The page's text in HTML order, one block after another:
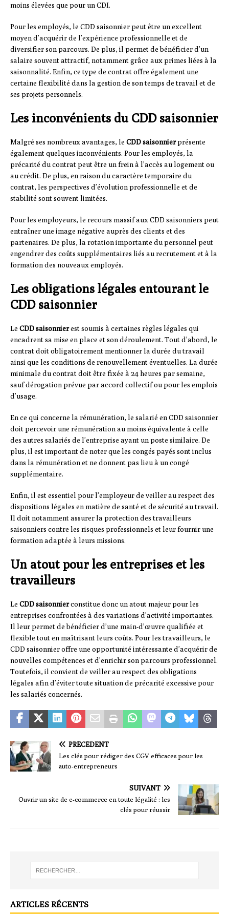
moins élevées que pour un CDI.
Pour les employés, le CDD saisonnier peut être un excellent
moyen d’acquérir de l’expérience professionnelle et de
diversifier son parcours. De plus, il permet de bénéficier d’un
salaire souvent attractif, notamment grâce aux primes liées à la
saisonnalité. Enfin, ce type de contrat offre également une
certaine flexibilité dans la gestion de son temps de travail et de
ses projets personnels.
Les inconvénients du CDD saisonnier
Malgré ses nombreux avantages, le CDD saisonnierprésente
également quelques inconvénients. Pour les employés, la
précarité du contrat peut être un frein à l’accès au logement ou
au crédit. De plus, en raison du caractère temporaire du
contrat, les perspectives d’évolution professionnelle et de
stabilité sont souvent limitées.
Pour les employeurs, le recours massif aux CDD saisonniers peut
entraîner une image négative auprès des clients et des
partenaires. De plus, la rotation importante du personnel peut
engendrer des coûts supplémentaires liés au recrutement et à la
formation des nouveaux employés.
Les obligations légales entourant le
CDD saisonnier
Le CDD saisonnierest soumis à certaines règles légales qui
encadrent sa mise en place et son déroulement. Tout d’abord, le
contrat doit obligatoirement mentionner la durée du travail
ainsi que les conditions de renouvellement éventuelles. La durée
minimale du contrat doit être fixée à 24 heures par semaine,
sauf dérogation prévue par accord collectif ou pour les emplois
d’usage.
En ce qui concerne la rémunération, le salarié en CDD saisonnier
doit percevoir une rémunération au moins équivalente à celle
des autres salariés de l’entreprise ayant un poste similaire. De
plus, il est important de noter que les congés payés sont inclus
dans la rémunération et ne donnent pas lieu à un congé
supplémentaire.
Enfin, il est essentiel pour l’employeur de veiller au respect des
dispositions légales en matière de santé et de sécurité au travail.
Il doit notamment assurer la protection des travailleurs
saisonniers contre les risques professionnels et leur fournir une
formation adaptée à leurs missions.
Un atout pour les entreprises et les
travailleurs
Le CDD saisonnierconstitue donc un atout majeur pour les
entreprises confrontées à des variations d’activité importantes.
Il leur permet de bénéficier d’une main-d’œuvre qualifiée et
flexible tout en maîtrisant leurs coûts. Pour les travailleurs, le
CDD saisonnier offre une opportunité intéressante d’acquérir de
nouvelles compétences et d’enrichir son parcours professionnel.
Toutefois, il convient de veiller au respect des obligations
légales afin d’éviter toute situation de précarité excessive pour
les salariés concernés.
PRÉCÉDENT
Les clés pour rédiger des CGV efficaces pour les
auto-entrepreneurs
SUIVANT
Ouvrir un site de e-commerce en toute légalité : les
clés pour réussir
ARTICLES RÉCENTS